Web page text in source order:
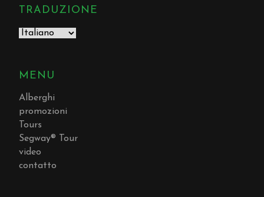
TRADUZIONE
MENU
Alberghi
promozioni
Tours
Segway® Tour
video
contatto